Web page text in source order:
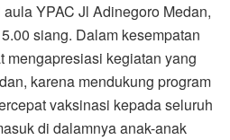
YPAC Jl Adinegoro Medan,
siang. Dalam kesempatan
mengapresiasi kegiatan yang
karena mendukung program
vaksinasi kepada seluruh
di dalamnya anak-anak